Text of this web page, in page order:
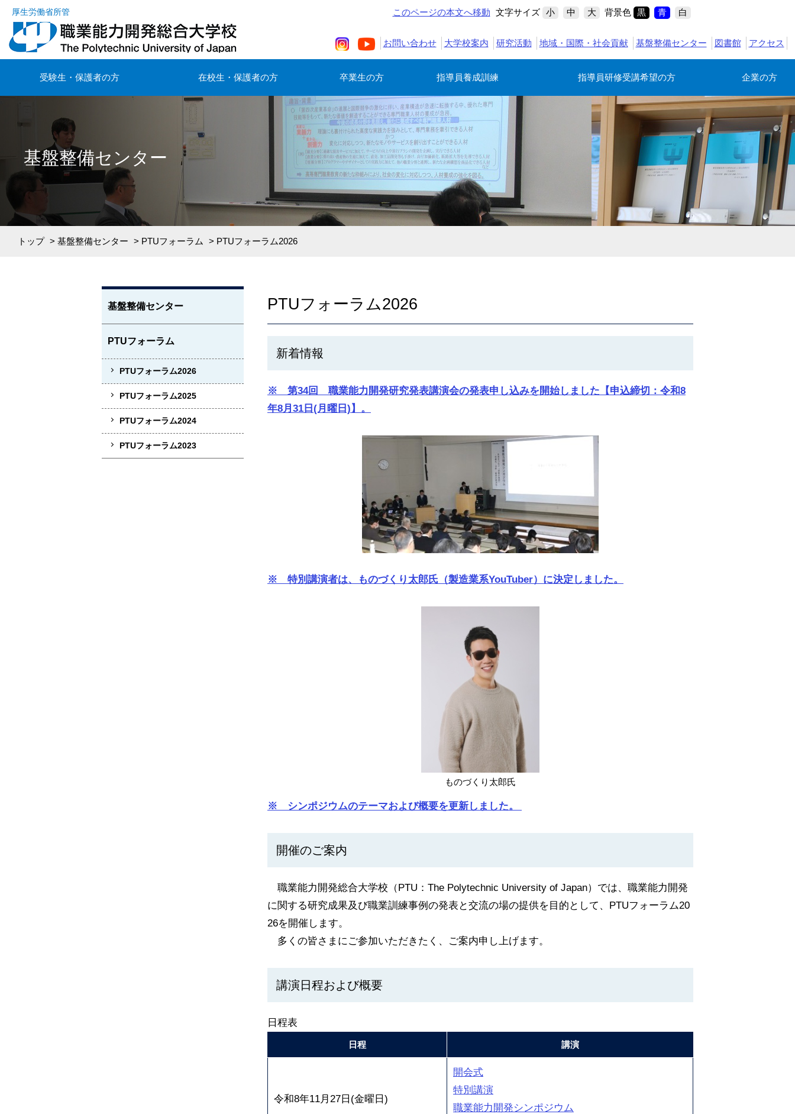
厚生労働省所管 このページの本文へ移動 文字サイズ 小 中 大 背景色 黒 青 白
お問い合わせ 大学校案内 研究活動 地域・国際・社会貢献 基盤整備センター 図書館 アクセス
受験生・保護者の方 在校生・保護者の方 卒業生の方 指導員養成訓練 指導員研修受講希望の方 企業の方
基盤整備センター
トップ > 基盤整備センター > PTUフォーラム > PTUフォーラム2026
PTUフォーラム2026
新着情報
※ 第34回 職業能力開発研究発表講演会の発表申し込みを開始しました【申込締切：令和8
年8月31日(月曜日)】。
※ 特別講演者は、ものづくり太郎氏（製造業系YouTuber）に決定しました。
ものづくり太郎氏
※ シンポジウムのテーマおよび概要を更新しました。
開催のご案内
職業能力開発総合大学校（PTU：The Polytechnic University of Japan）では、職業能力開発
に関する研究成果及び職業訓練事例の発表と交流の場の提供を目的として、PTUフォーラム20
26を開催します。
多くの皆さまにご参加いただきたく、ご案内申し上げます。
講演日程および概要
日程表
日程 講演
令和8年11月27日(金曜日)
開会式
特別講演
職業能力開発シンポジウム
基盤整備センター
PTUフォーラム
PTUフォーラム2026
PTUフォーラム2025
PTUフォーラム2024
PTUフォーラム2023